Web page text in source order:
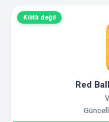
Kilitli değil
Red